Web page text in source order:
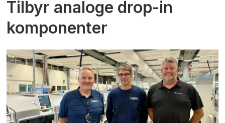
Tilbyr analoge drop-in
komponenter